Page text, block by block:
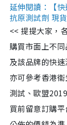
延伸閱讀：【
抗原測試劑 現
<< 提提大家，
購買市面上不
及該品牌的快
亦可參考香港
測試、歐盟
買前留意訂購